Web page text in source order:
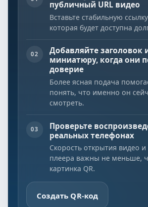
публичный URL видео
Вставьте стабильную
которая будет доступна
02
Добавляйте заголовок
миниатюру, когда они
доверие
Более ясная подача
понять, что именно он
смотреть.
03
Проверьте
реальных телефонах
Скорость открытия видео
плеера важны не меньше,
картинка QR.
Создать QR-код